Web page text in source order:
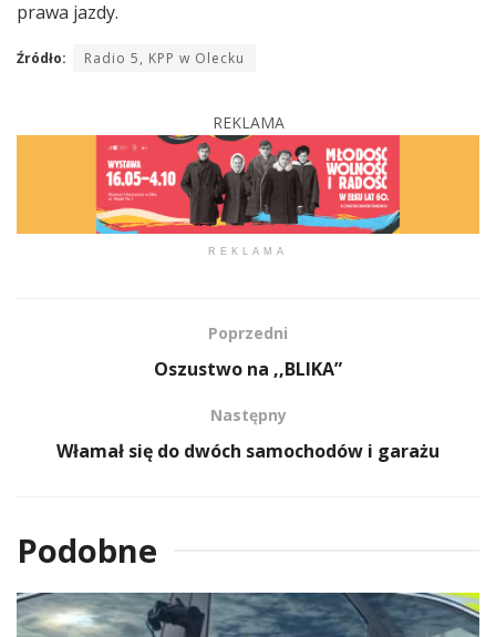
prawa jazdy.
Źródło: Radio 5, KPP w Olecku
REKLAMA
REKLAMA
Poprzedni
Oszustwo na ,,BLIKA”
Następny
Włamał się do dwóch samochodów i garażu
Podobne